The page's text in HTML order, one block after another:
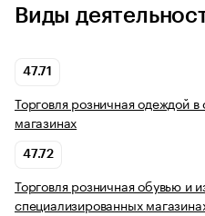
Виды
47.71
Торговля розничная одеждой
магазинах
47.72
Торговля розничная обувью и
специализированных